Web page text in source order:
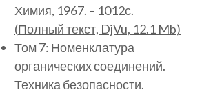
Химия, 1967. – 1012с.
(Полныйтекст, DjVu, 12.1 Mb)
Том 7: Номенклатура
органических соединений.
Техника безопасности.